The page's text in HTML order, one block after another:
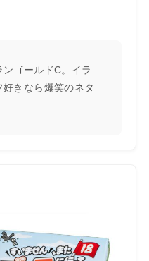
ゴールドC。イラ
きなら爆笑のネタ